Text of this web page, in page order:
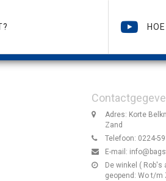
Adres: Korte
Zand
Telefoon: 0224-
E-mail:
De winkel (
geopend: Wo t/m